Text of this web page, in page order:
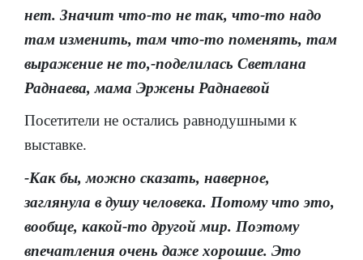
нет. Значит что-то не так, что-то надо
там изменить, там что-то поменять, там
выражение не то,-поделилась Светлана
Раднаева, мама Эржены Раднаевой
Посетители не остались равнодушными к
выставке.
-Как бы, можно сказать, наверное,
заглянула в душу человека. Потому что это,
вообще, какой-то другой мир. Поэтому
впечатления очень даже хорошие. Это